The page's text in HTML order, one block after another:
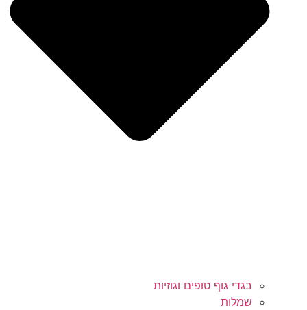
בגדי גוף טופים וגוזיות
שמלות